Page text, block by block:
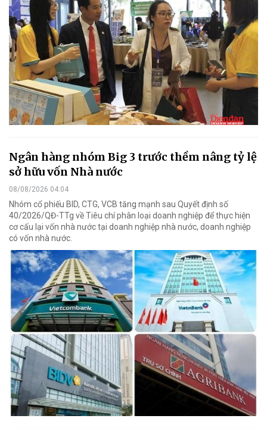
Ngân hàng nhóm Big 3 trước thềm nâng tỷ lệ
sở hữu vốn Nhà nước
08/08/2026 04:04
Nhóm cổ phiếu BID, CTG, VCB tăng mạnh sau Quyết định số
40/2026/QĐ-TTg về Tiêu chí phân loại doanh nghiệp để thực hiện
cơ cấu lại vốn nhà nước tại doanh nghiệp nhà nước, doanh nghiệp
có vốn nhà nước.